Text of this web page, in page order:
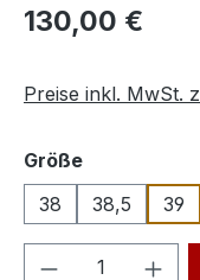
Regulärer Preis:
130,00 €
Preise inkl. MwSt.
Größeauswählen
38
38,5 39
Produkt